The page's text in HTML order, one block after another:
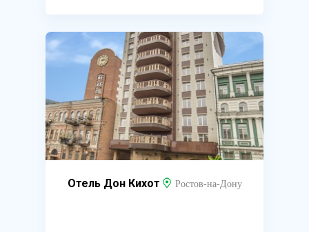
Отель Дон Кихот Ростов-на-Дону